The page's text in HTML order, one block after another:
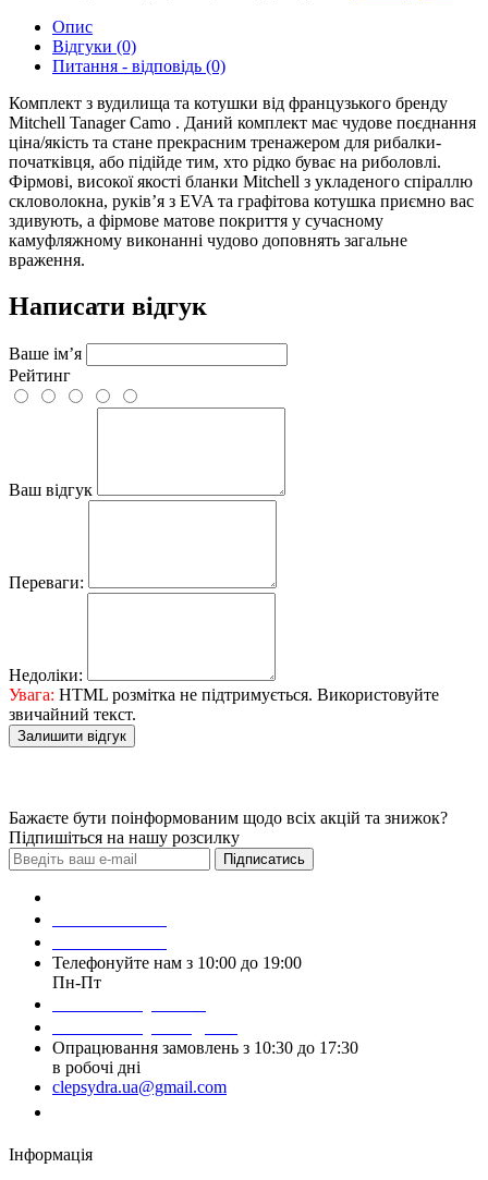
Опис
Відгуки (0)
Питання - відповідь (0)
Комплект з вудилища та котушки від французького бренду
Mitchell Tanager Camo . Даний комплект має чудове поєднання
ціна/якість та стане прекрасним тренажером для рибалки-
початківця, або підійде тим, хто рідко буває на риболовлі.
Фірмові, високої якості бланки Mitchell з укладеного спіраллю
скловолокна, руків’я з EVA та графітова котушка приємно вас
здивують, а фірмове матове покриття у сучасному
камуфляжному виконанні чудово доповнять загальне
враження.
Написати відгук
Ваше ім’я
Рейтинг
Ваш відгук
Переваги:
Недоліки:
Увага: HTML розмітка не підтримується. Використовуйте
звичайний текст.
Залишити відгук
Бажаєте бути поінформованим щодо всіх акцій та знижок?
Підпишіться на нашу розсилку
Підписатись
Телефонуйте нам з 10:00 до 19:00
Пн-Пт
Опрацювання замовлень з 10:30 до 17:30
в робочі дні
clepsydra.ua@gmail.com
Інформація